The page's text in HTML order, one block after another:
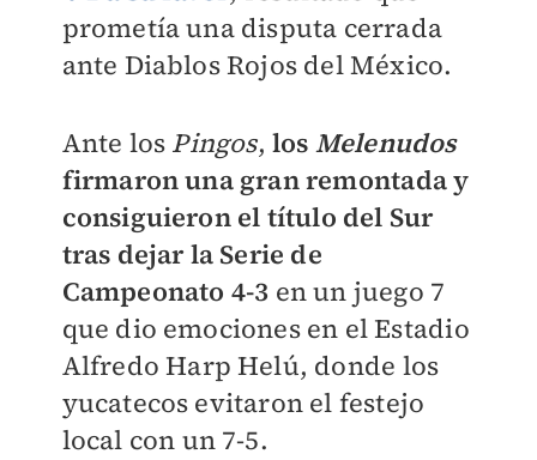
prometía una disputa cerrada
ante Diablos Rojos del México.
Ante los Pingos, los Melenudos
firmaron una gran remontada y
consiguieron el título del Sur
tras dejar la Serie de
Campeonato 4-3 en un juego 7
que dio emociones en el Estadio
Alfredo Harp Helú, donde los
yucatecos evitaron el festejo
local con un 7-5.